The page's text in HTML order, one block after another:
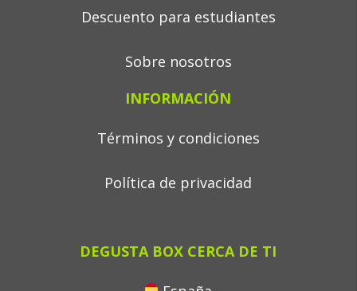
Descuento para estudiantes
Sobre nosotros
INFORMACIÓN
Términos y condiciones
Política de privacidad
DEGUSTA BOX CERCA DE TI